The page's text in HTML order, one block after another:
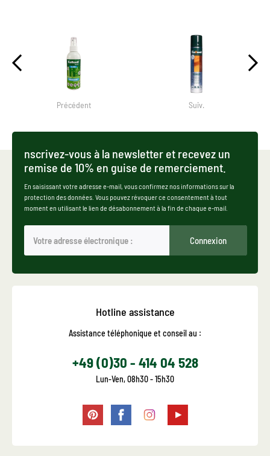
Précédent Suiv.
nscrivez-vous à la newsletter et recevez un
remise de 10% en guise de remerciement.
En saisissant votre adresse e-mail, vous confirmez nos informations sur la
protection des données. Vous pouvez révoquer ce consentement à tout
moment en utilisant le lien de désabonnement à la fin de chaque e-mail.
Connexion
Hotline assistance
Assistance téléphonique et conseil au :
+49 (0)30 - 414 04 528
Lun-Ven, 08h30 - 15h30